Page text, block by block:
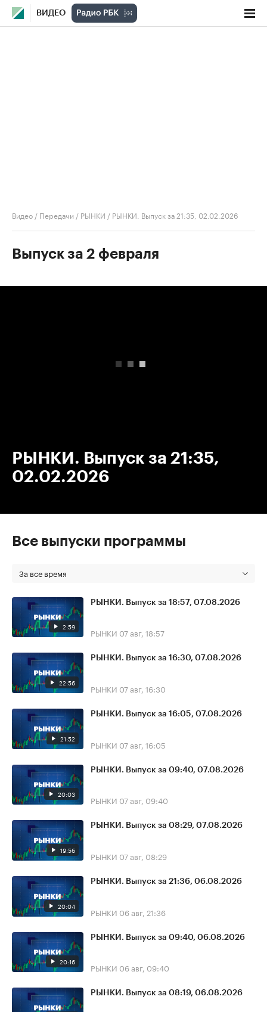
ВИДЕО
Видео / Передачи / РЫНКИ / РЫНКИ. Выпуск за 21:35, 02.02.2026
Выпуск за 2 февраля
РЫНКИ. Выпуск за 21:35,
02.02.2026
Все выпуски программы
За все время
2:59
РЫНКИ. Выпуск за 18:57, 07.08.2026
РЫНКИ 07 авг, 18:57
22:56
РЫНКИ. Выпуск за 16:30, 07.08.2026
РЫНКИ 07 авг, 16:30
21:52
РЫНКИ. Выпуск за 16:05, 07.08.2026
РЫНКИ 07 авг, 16:05
20:03
РЫНКИ. Выпуск за 09:40, 07.08.2026
РЫНКИ 07 авг, 09:40
19:56
РЫНКИ. Выпуск за 08:29, 07.08.2026
РЫНКИ 07 авг, 08:29
20:04
РЫНКИ. Выпуск за 21:36, 06.08.2026
РЫНКИ 06 авг, 21:36
20:16
РЫНКИ. Выпуск за 09:40, 06.08.2026
РЫНКИ 06 авг, 09:40
РЫНКИ. Выпуск за 08:19, 06.08.2026